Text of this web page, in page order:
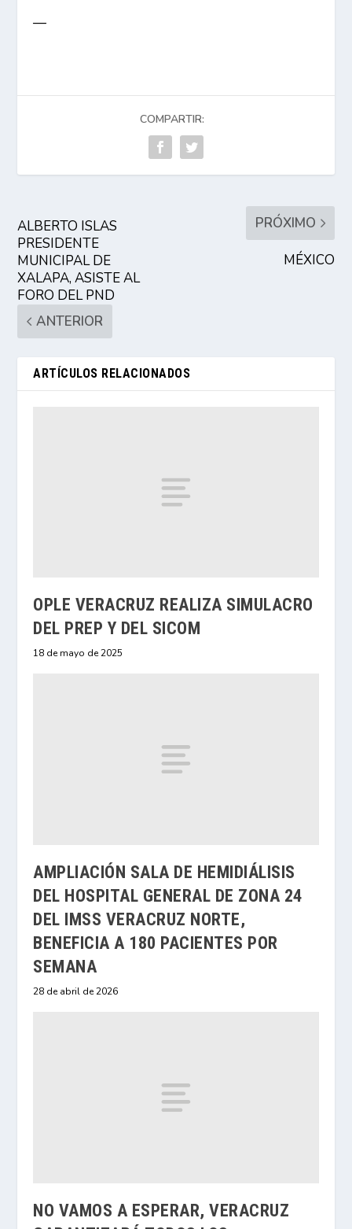
—
COMPARTIR:
ALBERTO ISLAS
PRESIDENTE
MUNICIPAL DE
XALAPA, ASISTE AL
FORO DEL PND
ANTERIOR
PRÓXIMO
MÉXICO
ARTÍCULOS RELACIONADOS
OPLE VERACRUZ REALIZA SIMULACRO
DEL PREP Y DEL SICOM
18 de mayo de 2025
AMPLIACIÓN SALA DE HEMIDIÁLISIS
DEL HOSPITAL GENERAL DE ZONA 24
DEL IMSS VERACRUZ NORTE,
BENEFICIA A 180 PACIENTES POR
SEMANA
28 de abril de 2026
NO VAMOS A ESPERAR, VERACRUZ